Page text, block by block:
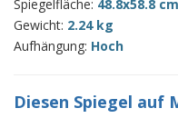
Spiegelfläche: 48.8x58.8 cm
Gewicht: 2.24 kg
Aufhängung: Hoch
Diesen Spiegel auf